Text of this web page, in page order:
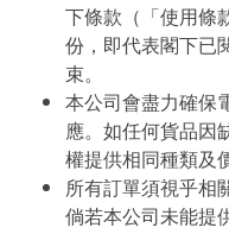
下條款（「使用條
份，即代表閣下已
束。
本公司會盡力確保
應。如任何貨品因
權提供相同種類及
所有訂單須視乎相
倘若本公司未能提